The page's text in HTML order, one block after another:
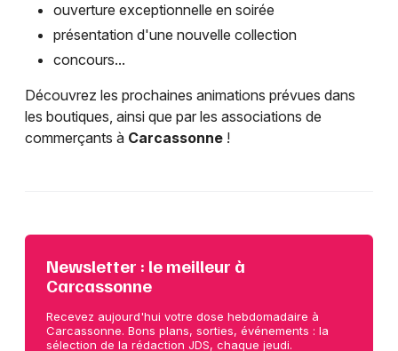
ouverture exceptionnelle en soirée
présentation d'une nouvelle collection
concours...
Découvrez les prochaines animations prévues dans
les boutiques, ainsi que par les associations de
commerçants à Carcassonne !
Newsletter : le meilleur à
Carcassonne
Recevez aujourd'hui votre dose hebdomadaire à
Carcassonne. Bons plans, sorties, événements : la
sélection de la rédaction JDS, chaque jeudi.